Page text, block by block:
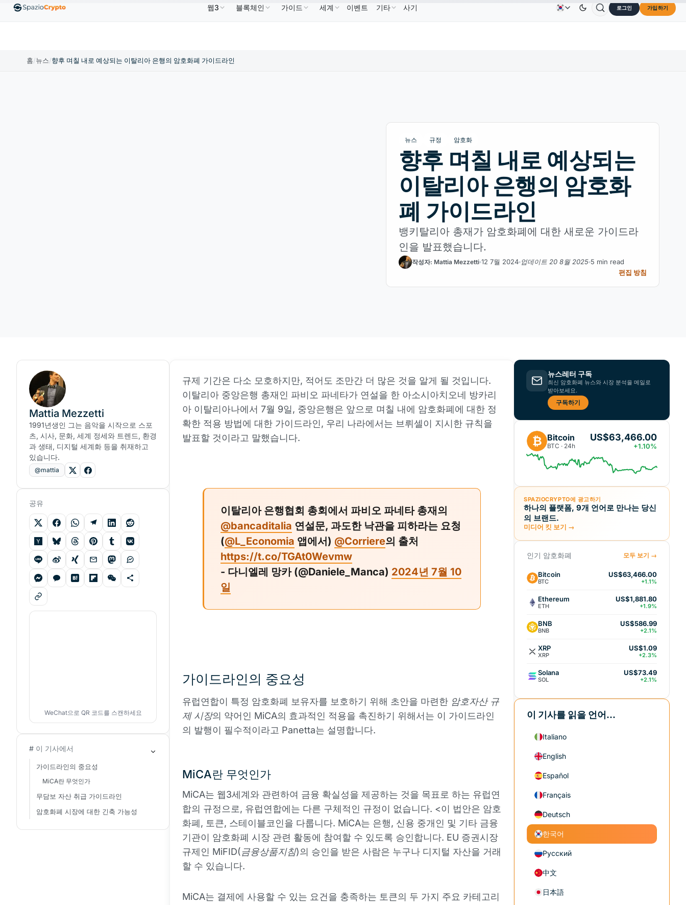
↑1.10% EthereumETHUS$1,880.58 ↑0.00% BNB BNBUS$586.64 ↑2.10% USDCUSDC US$0.9995 ↑0.00% XRPXRPUS$1.09 TRON US$0.3264 ↓0.30% DogecoinDOGE
문의하기회사 소개
웹3 블록체인 가이드 세계 이벤트 기타 사기 로그인 가입하기
홈/뉴스/향후 며칠 내로 예상되는 이탈리아 은행의 암호화폐 가이드라인
뉴스 규정 암호화
향후 며칠 내로 예상되는
이탈리아 은행의 암호화
폐 가이드라인
뱅키탈리아 총재가 암호화폐에 대한 새로운 가이드라
인을 발표했습니다.
작성자: Mattia Mezzetti 12 7월 2024 업데이트 20 8월 2025 5 min read
편집 방침
규제 기간은 다소 모호하지만, 적어도 조만간 더 많은 것을 알게 될 것입니다.
이탈리아 중앙은행 총재인 파비오 파네타가 연설을 한 아소시아치오네 방카리
아 이탈리아나에서 7월 9일, 중앙은행은 앞으로 며칠 내에 암호화폐에 대한 정
확한 적용 방법에 대한 가이드라인, 우리 나라에서는 브뤼셀이 지시한 규칙을
발표할 것이라고 말했습니다.
이탈리아 은행협회 총회에서 파비오 파네타 총재의
@bancaditalia 연설문, 과도한 낙관을 피하라는 요청
(@L_Economia 앱에서) @Corriere의 출처
https://t.co/TGAt0Wevmw
- 다니엘레 망카 (@Daniele_Manca) 2024년 7월 10
일
가이드라인의 중요성
유럽연합이 특정 암호화폐 보유자를 보호하기 위해 초안을 마련한 암호자산 규
제 시장의 약어인 MiCA의 효과적인 적용을 촉진하기 위해서는 이 가이드라인
의 발행이 필수적이라고 Panetta는 설명합니다.
MiCA란 무엇인가
MiCA는 웹3세계와 관련하여 금융 확실성을 제공하는 것을 목표로 하는 유럽연
합의 규정으로, 유럽연합에는 다른 구체적인 규정이 없습니다. <이 법안은 암호
화폐, 토큰, 스테이블코인을 다룹니다. MiCA는 은행, 신용 중개인 및 기타 금융
기관이 암호화폐 시장 관련 활동에 참여할 수 있도록 승인합니다. EU 증권시장
규제인 MiFID(금융상품지침)의 승인을 받은 사람은 누구나 디지털 자산을 거래
할 수 있습니다.
MiCA는 결제에 사용할 수 있는 요건을 충족하는 토큰의 두 가지 주요 카테고리
Mattia Mezzetti
1991년생인 그는 음악을 시작으로 스포
츠, 시사, 문화, 세계 정세와 트렌드, 환경
과 생태, 디지털 세계화 등을 취재하고
있습니다.
@mattia
공유
WeChat으로 QR 코드를 스캔하세요
# 이 기사에서
가이드라인의 중요성
MiCA란 무엇인가
무담보 자산 취급 가이드라인
암호화폐 시장에 대한 긴축 가능성
뉴스레터 구독
최신 암호화폐 뉴스와 시장 분석을 메일로
받아보세요.
구독하기
₿ Bitcoin
BTC · 24h
US$63,466.00
+1.10%
SPAZIOCRYPTO에 광고하기
하나의 플랫폼, 9개 언어로 만나는 당신
의 브랜드.
미디어 킷 보기 →
인기 암호화폐 모두 보기 →
Bitcoin
BTC
US$63,466.00
+1.1%
Ethereum
ETH
US$1,881.80
+1.9%
BNB
BNB
US$586.99
+2.1%
XRP
XRP
US$1.09
+2.3%
Solana
SOL
US$73.49
+2.1%
이 기사를 읽을 언어...
Italiano
English
Español
Français
Deutsch
한국어
Русский
中文
日本語